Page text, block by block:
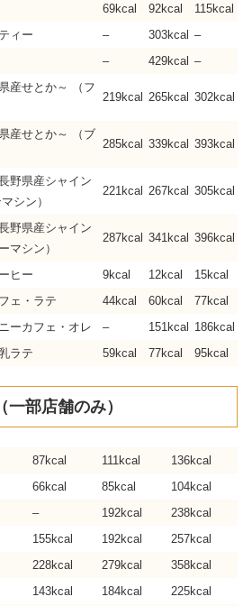
69kcal 92kcal
115kcal
ィー
– 303kcal –
– 429kcal –
産せとか～ （フ
219kcal 265kcal 302kcal
産せとか～ （ブ
285kcal 339kcal 393kcal
野県産シャイン
シン）
221kcal 267kcal 305kcal
野県産シャイン
マシン）
287kcal 341kcal 396kcal
ヒー 9kcal 12kcal
15kcal
ェ・ラテ
44kcal 60kcal
77kcal
ーカフェ・オレ
– 151kcal
186kcal
ラテ
59kcal 77kcal 95kcal
部店舗のみ）
87kcal 111kcal
136kcal
66kcal 85kcal
104kcal
– 192kcal
238kcal
155kcal 192kcal
257kcal
228kcal 279kcal
358kcal
143kcal 184kcal
225kcal